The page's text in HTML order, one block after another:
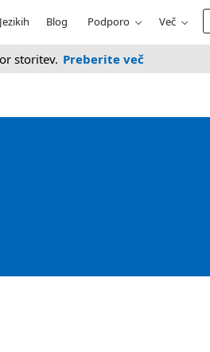
Jezikih Blog Podporo Več
storitev. Preberite več